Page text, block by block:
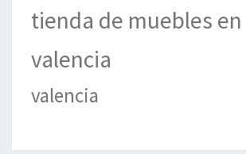
tienda de muebles en
valencia
valencia